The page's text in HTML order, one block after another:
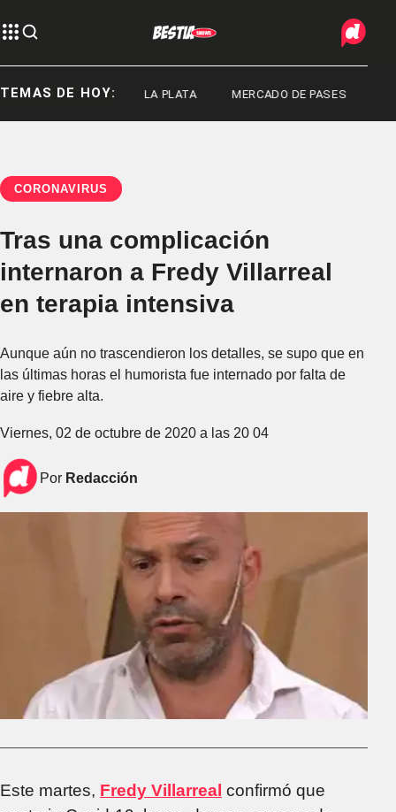
TEMAS DE HOY:
DEPORTES LA PLATA MERCADO DE PASES
CORONAVIRUS
Tras una complicación
internaron a Fredy Villarreal
en terapia intensiva
Aunque aún no trascendieron los detalles, se supo que en
las últimas horas el humorista fue internado por falta de
aire y fiebre alta.
Viernes, 02 de octubre de 2020 a las 20 04
Por Redacción
Este martes, Fredy Villarreal confirmó que